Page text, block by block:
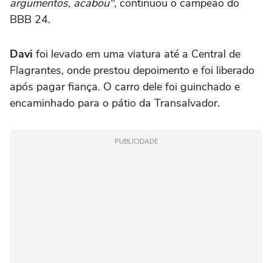
BBB 24.
Davi foi levado em uma viatura até a Central de
Flagrantes, onde prestou depoimento e foi liberado
após pagar fiança. O carro dele foi guinchado e
encaminhado para o pátio da Transalvador.
PUBLICIDADE